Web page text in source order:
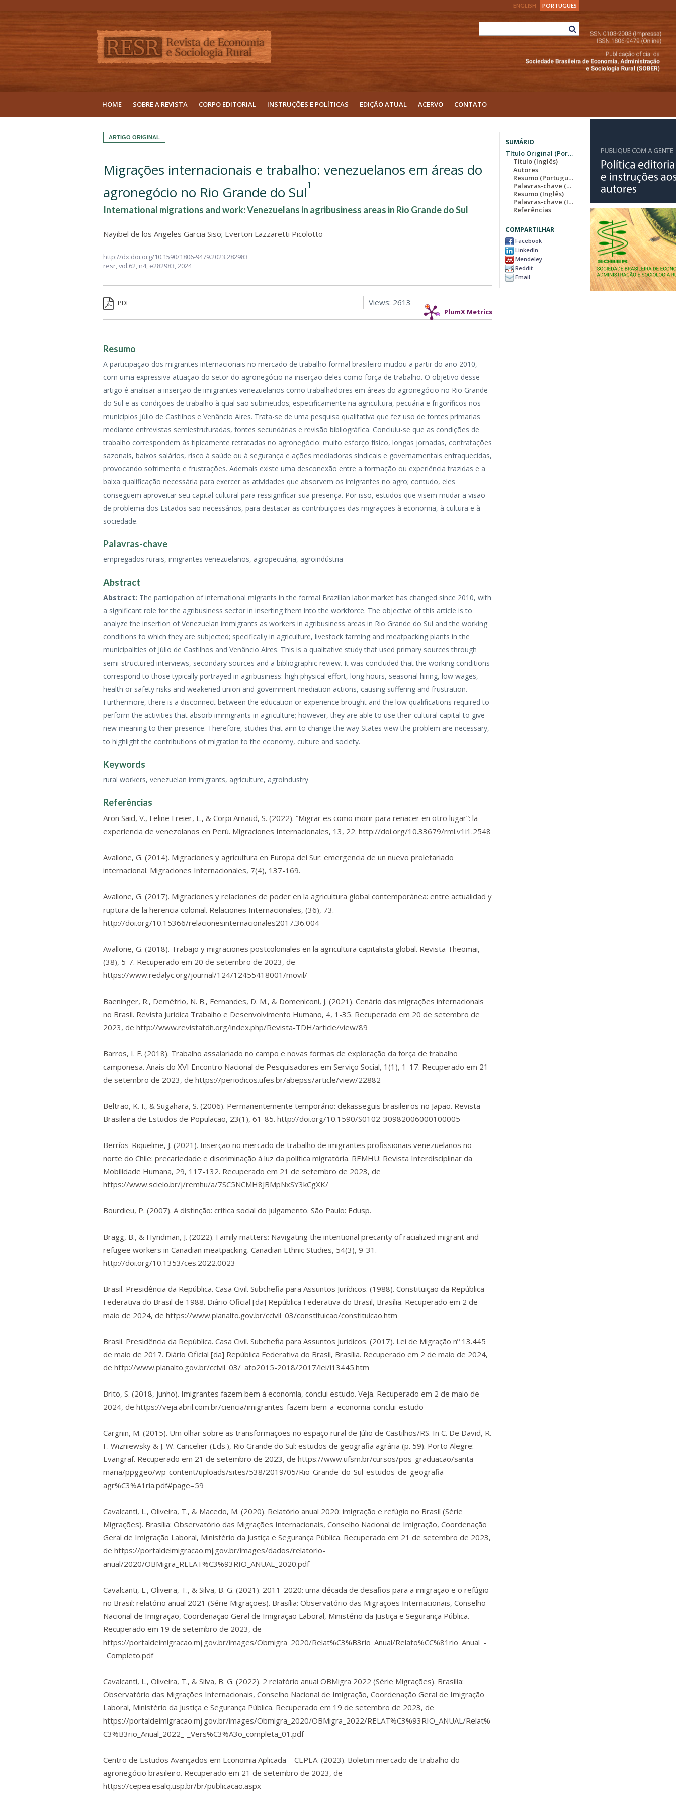
ENGLISH PORTUGUÊS
HOME SOBRE A REVISTA CORPO EDITORIAL INSTRUÇÕES E POLÍTICAS EDIÇÃO ATUAL ACERVO CONTATO
ARTIGO ORIGINAL
Migrações internacionais e trabalho: venezuelanos em áreas do
agronegócio no Rio Grande do Sul1
International migrations and work: Venezuelans in agribusiness areas in Rio Grande do Sul
Nayibel de los Angeles Garcia Siso; Everton Lazzaretti Picolotto
http://dx.doi.org/10.1590/1806-9479.2023.282983
resr,vol.62, n4, e282983, 2024
PDF
PlumX Metrics
Views: 2613
Resumo
A participação dos migrantes internacionais no mercado de trabalho formal brasileiro mudou a partir do ano 2010,
com uma expressiva atuação do setor do agronegócio na inserção deles como força de trabalho. O objetivo desse
artigo é analisar a inserção de imigrantes venezuelanos como trabalhadores em áreas do agronegócio no Rio Grande
do Sul e as condições de trabalho à qual são submetidos; especificamente na agricultura, pecuária e frigoríficos nos
municípios Júlio de Castilhos e Venâncio Aires. Trata-se de uma pesquisa qualitativa que fez uso de fontes primarias
mediante entrevistas semiestruturadas, fontes secundárias e revisão bibliográfica. Concluiu-se que as condições de
trabalho correspondem às tipicamente retratadas no agronegócio: muito esforço físico, longas jornadas, contratações
sazonais, baixos salários, risco à saúde ou à segurança e ações mediadoras sindicais e governamentais enfraquecidas,
provocando sofrimento e frustrações. Ademais existe uma desconexão entre a formação ou experiência trazidas e a
baixa qualificação necessária para exercer as atividades que absorvem os imigrantes no agro; contudo, eles
conseguem aproveitar seu capital cultural para ressignificar sua presença. Por isso, estudos que visem mudar a visão
de problema dos Estados são necessários, para destacar as contribuições das migrações à economia, à cultura e à
sociedade.
Palavras-chave
empregados rurais, imigrantes venezuelanos, agropecuária, agroindústria
Abstract
Abstract: The participation of international migrants in the formal Brazilian labor market has changed since 2010, with
a significant role for the agribusiness sector in inserting them into the workforce. The objective of this article is to
analyze the insertion of Venezuelan immigrants as workers in agribusiness areas in Rio Grande do Sul and the working
conditions to which they are subjected; specifically in agriculture, livestock farming and meatpacking plants in the
municipalities of Júlio de Castilhos and Venâncio Aires. This is a qualitative study that used primary sources through
semi-structured interviews, secondary sources and a bibliographic review. It was concluded that the working conditions
correspond to those typically portrayed in agribusiness: high physical effort, long hours, seasonal hiring, low wages,
health or safety risks and weakened union and government mediation actions, causing suffering and frustration.
Furthermore, there is a disconnect between the education or experience brought and the low qualifications required to
perform the activities that absorb immigrants in agriculture; however, they are able to use their cultural capital to give
new meaning to their presence. Therefore, studies that aim to change the way States view the problem are necessary,
to highlight the contributions of migration to the economy, culture and society.
Keywords
rural workers, venezuelan immigrants, agriculture, agroindustry
Referências
Aron Said, V., Feline Freier, L., & Corpi Arnaud, S. (2022). “Migrar es como morir para renacer en otro lugar”: la
experiencia de venezolanos en Perú. Migraciones Internacionales, 13, 22.http://doi.org/10.33679/rmi.v1i1.2548
Avallone, G. (2014). Migraciones y agricultura en Europa del Sur: emergencia de un nuevo proletariado
internacional. Migraciones Internacionales, 7(4), 137-169.
Avallone, G. (2017). Migraciones y relaciones de poder en la agricultura global contemporánea: entre actualidad y
ruptura de la herencia colonial. Relaciones Internacionales, (36), 73.
http://doi.org/10.15366/relacionesinternacionales2017.36.004
Avallone, G. (2018). Trabajo y migraciones postcoloniales en la agricultura capitalista global. Revista Theomai,
(38), 5-7. Recuperado em 20 de setembro de 2023, de
https://www.redalyc.org/journal/124/12455418001/movil/
Baeninger, R., Demétrio, N. B., Fernandes, D. M., & Domeniconi, J. (2021). Cenário das migrações internacionais
no Brasil. Revista Jurídica Trabalho e Desenvolvimento Humano, 4, 1-35. Recuperado em 20 de setembro de
2023, dehttp://www.revistatdh.org/index.php/Revista-TDH/article/view/89
Barros, I. F. (2018). Trabalho assalariado no campo e novas formas de exploração da força de trabalho
camponesa.Anais do XVI Encontro Nacional de Pesquisadores em Serviço Social, 1(1), 1-17. Recuperado em 21
de setembro de 2023, dehttps://periodicos.ufes.br/abepss/article/view/22882
Beltrão, K. I., & Sugahara, S. (2006). Permanentemente temporário: dekasseguis brasileiros no Japão. Revista
Brasileira de Estudos de Populacao, 23(1), 61-85.http://doi.org/10.1590/S0102-30982006000100005
Berríos-Riquelme, J. (2021). Inserção no mercado de trabalho de imigrantes profissionais venezuelanos no
norte do Chile: precariedade e discriminação à luz da política migratória. REMHU: Revista Interdisciplinar da
Mobilidade Humana, 29, 117-132. Recuperado em 21 de setembro de 2023, de
https://www.scielo.br/j/remhu/a/7SC5NCMH8JBMpNxSY3kCgXK/
Bourdieu, P. (2007).A distinção: crítica social do julgamento. São Paulo: Edusp.
Bragg, B., & Hyndman, J. (2022). Family matters: Navigating the intentional precarity of racialized migrant and
refugee workers in Canadian meatpacking.Canadian Ethnic Studies, 54(3), 9-31.
http://doi.org/10.1353/ces.2022.0023
Brasil. Presidência da República. Casa Civil. Subchefia para Assuntos Jurídicos. (1988). Constituição da República
Federativa do Brasil de 1988. Diário Oficial [da] República Federativa do Brasil, Brasília. Recuperado em 2 de
maio de 2024, dehttps://www.planalto.gov.br/ccivil_03/constituicao/constituicao.htm
Brasil. Presidência da República. Casa Civil. Subchefia para Assuntos Jurídicos. (2017). Lei de Migração nº 13.445
de maio de 2017. Diário Oficial [da] República Federativa do Brasil, Brasília. Recuperado em 2 de maio de 2024,
dehttp://www.planalto.gov.br/ccivil_03/_ato2015-2018/2017/lei/l13445.htm
Brito, S. (2018, junho). Imigrantes fazem bem à economia, conclui estudo.Veja. Recuperado em 2 de maio de
2024, dehttps://veja.abril.com.br/ciencia/imigrantes-fazem-bem-a-economia-conclui-estudo
Cargnin, M. (2015). Um olhar sobre as transformações no espaço rural de Júlio de Castilhos/RS. In C. De David, R.
F. Wizniewsky & J. W. Cancelier (Eds.), Rio Grande do Sul: estudos de geografia agrária (p. 59). Porto Alegre:
Evangraf. Recuperado em 21 de setembro de 2023, dehttps://www.ufsm.br/cursos/pos-graduacao/santa-
maria/ppggeo/wp-content/uploads/sites/538/2019/05/Rio-Grande-do-Sul-estudos-de-geografia-
agr%C3%A1ria.pdf#page=59
Cavalcanti, L., Oliveira, T., & Macedo, M. (2020). Relatório anual 2020: imigração e refúgio no Brasil (Série
Migrações). Brasília: Observatório das Migrações Internacionais, Conselho Nacional de Imigração, Coordenação
Geral de Imigração Laboral, Ministério da Justiça e Segurança Pública. Recuperado em 21 de setembro de 2023,
dehttps://portaldeimigracao.mj.gov.br/images/dados/relatorio-
anual/2020/OBMigra_RELAT%C3%93RIO_ANUAL_2020.pdf
Cavalcanti, L., Oliveira, T., & Silva, B. G. (2021). 2011-2020: uma década de desafios para a imigração e o refúgio
no Brasil: relatório anual 2021 (Série Migrações). Brasília: Observatório das Migrações Internacionais, Conselho
Nacional de Imigração, Coordenação Geral de Imigração Laboral, Ministério da Justiça e Segurança Pública.
Recuperado em 19 de setembro de 2023, de
https://portaldeimigracao.mj.gov.br/images/Obmigra_2020/Relat%C3%B3rio_Anual/Relato%CC%81rio_Anual_-
_Completo.pdf
Cavalcanti, L., Oliveira, T., & Silva, B. G. (2022). 2 relatório anual OBMigra 2022 (Série Migrações). Brasília:
Observatório das Migrações Internacionais, Conselho Nacional de Imigração, Coordenação Geral de Imigração
Laboral, Ministério da Justiça e Segurança Pública. Recuperado em 19 de setembro de 2023, de
https://portaldeimigracao.mj.gov.br/images/Obmigra_2020/OBMigra_2022/RELAT%C3%93RIO_ANUAL/Relat%
C3%B3rio_Anual_2022_-_Vers%C3%A3o_completa_01.pdf
Centro de Estudos Avançados em Economia Aplicada – CEPEA. (2023). Boletim mercado de trabalho do
agronegócio brasileiro. Recuperado em 21 de setembro de 2023, de
https://cepea.esalq.usp.br/br/publicacao.aspx
SUMÁRIO
Título Original (Português)
Título (Inglês)
Autores
Resumo (Português)
Palavras-chave (Português)
Resumo (Inglês)
Palavras-chave (Inglês)
Referências
COMPARTILHAR
Facebook
LinkedIn
Mendeley
Reddit
Email